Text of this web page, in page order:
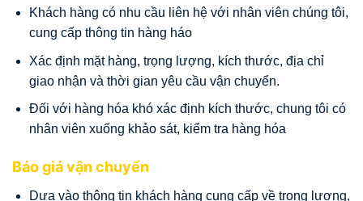
Khách hàng có nhu cầu liên hệ với nhân viên chúng tôi,
cung cấp thông tin hàng háo
Xác định mặt hàng, trọng lượng, kích thước, địa chỉ
giao nhận và thời gian yêu cầu vận chuyển.
Đối với hàng hóa khó xác định kích thước, chung tôi có
nhân viên xuống khảo sát, kiểm tra hàng hóa
Báo giá vận chuyển
Dựa vào thông tin khách hàng cung cấp về trọng lượng,